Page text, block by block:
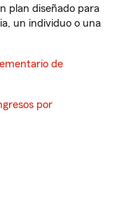
plan diseñado para
un individuo o una
de
por